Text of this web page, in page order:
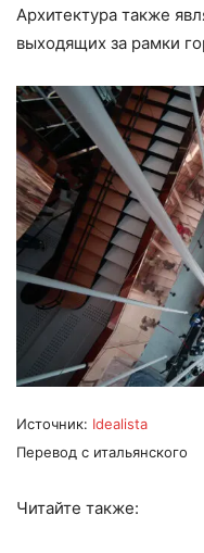
Архитектура также
выходящих за рамки
Источник: Idealista
Перевод с итальянского
Читайте также: